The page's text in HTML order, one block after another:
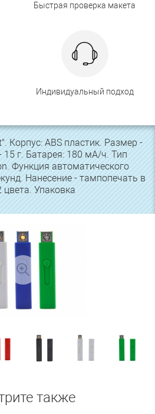
Быстрая проверка макета
Индивидуальный подход
Корпус: ABS пластик. Размер -
г. Батарея: 180 мА/ч. Тип
Функция автоматического
Нанесение - тампопечать в
цвета. Упаковка
также